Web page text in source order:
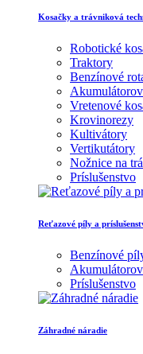
Kosačky a trávniková
Robotické
Traktory
Benzínové
Vretenové
Krovinorezy
Kultivátory
Vertikutátory
Nožnice na
Príslušenstvo
Reťazové píly a
Benzínové
Príslušenstvo
Záhradné náradie